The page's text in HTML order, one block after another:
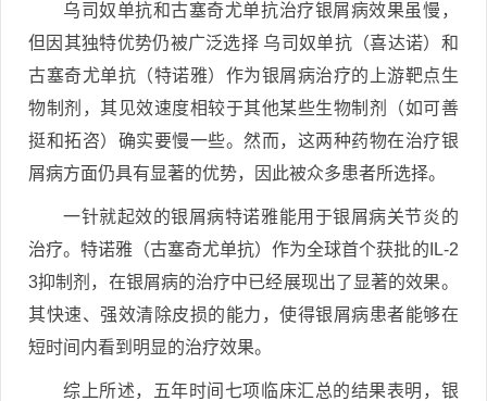
乌司奴单抗和古塞奇尤单抗治疗银屑病效果虽慢，
但因其独特优势仍被广泛选择 乌司奴单抗（喜达诺）和
古塞奇尤单抗（特诺雅）作为银屑病治疗的上游靶点生
物制剂，其见效速度相较于其他某些生物制剂（如可善
挺和拓咨）确实要慢一些。然而，这两种药物在治疗银
屑病方面仍具有显著的优势，因此被众多患者所选择。
一针就起效的银屑病特诺雅能用于银屑病关节炎的
治疗。特诺雅（古塞奇尤单抗）作为全球首个获批的IL-2
3抑制剂，在银屑病的治疗中已经展现出了显著的效果。
其快速、强效清除皮损的能力，使得银屑病患者能够在
短时间内看到明显的治疗效果。
综上所述，五年时间七项临床汇总的结果表明，银